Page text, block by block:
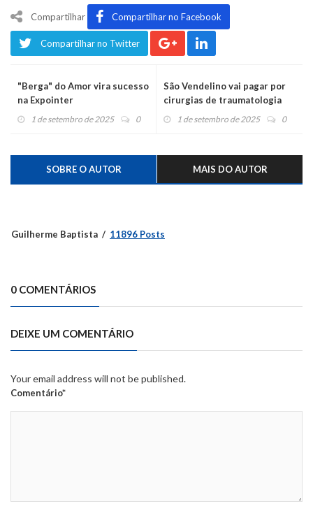
Compartilhar Compartilhar no Facebook
Compartilhar no Twitter
"Berga" do Amor vira sucesso
na Expointer
1 de setembro de 2025 0
São Vendelino vai pagar por
cirurgias de traumatologia
1 de setembro de 2025 0
SOBRE O AUTOR MAIS DO AUTOR
Guilherme Baptista 11896 Posts
0 COMENTÁRIOS
DEIXE UM COMENTÁRIO
Your email address will not be published.
Comentário*